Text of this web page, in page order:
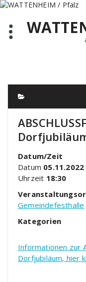
Zum
springen
Datum/Zeit
Datum 05.11.2022
Uhrzeit 18:30
Gemeindefesthalle
Kategorien
Informationen zur
Dorfjubiläum, hier